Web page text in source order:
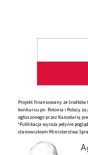
Projekt finansowany ze
konkursu pn. Polonia i Polacy za
ogłoszonego przez Kancelarię
*Publikacja wyraża jedynie
stanowiskiem Ministerstwa